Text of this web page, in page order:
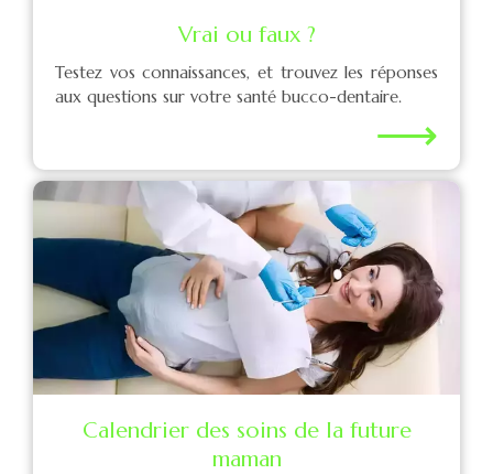
Vrai ou faux ?
Testez vos connaissances, et trouvez les réponses
aux questions sur votre santé bucco-dentaire.
⟶
Calendrier des soins de la future
maman